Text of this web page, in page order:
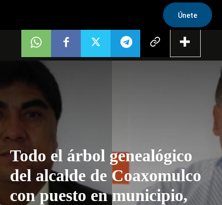
Únete
Todo el árbol genealógico
del alcalde de Coaxomulco
con puesto en municipio,